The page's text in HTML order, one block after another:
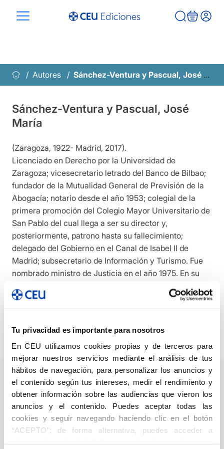
Tu privacidad es importante para nosotros
En CEU utilizamos cookies propias y de terceros para
mejorar nuestros servicios mediante el análisis de tus
hábitos de navegación, para personalizar los anuncios y
el contenido según tus intereses, medir el rendimiento y
obtener información sobre las audiencias que vieron los
anuncios y el contenido. Puedes aceptar todas las
cookies y seguir navegando haciendo clic en el botón
“ACEPTO”; de forma alternativa, puedes acceder a
Autores Sánchez-Ventura y Pascual, José María
Sánchez-Ventura y Pascual, José
María
(Zaragoza, 1922- Madrid, 2017).
Licenciado en Derecho por la Universidad de
Zaragoza; vicesecretario letrado del Banco de Bilbao;
fundador de la Mutualidad General de Previsión de la
Abogacía; notario desde el año 1953; colegial de la
primera promoción del Colegio Mayor Universitario de
San Pablo del cual llega a ser su director y,
posteriormente, patrono hasta su fallecimiento;
delegado del Gobierno en el Canal de Isabel II de
Madrid; subsecretario de Información y Turismo. Fue
nombrado ministro de Justicia en el año 1975. En su
condición de notario mayor del Reino levanta acta del
fallecimiento del jefe del Estado Francisco Franco y
toma juramento al nuevo monarca Juan Carlos I.
(ACdP), también formó parte del patronato del CEU.
Notas de un
notario mayor
(1936-2004)